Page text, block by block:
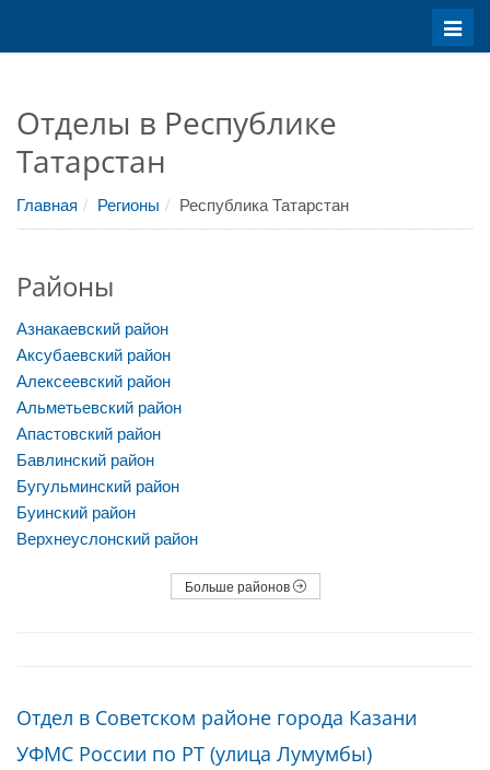
Меню
Отделы в Республике
Татарстан
Главная Регионы Республика Татарстан
Районы
Азнакаевский район
Аксубаевский район
Алексеевский район
Альметьевский район
Апастовский район
Бавлинский район
Бугульминский район
Буинский район
Верхнеуслонский район
Больше районов
Отдел в Советском районе города Казани
УФМС России по РТ (улица Лумумбы)